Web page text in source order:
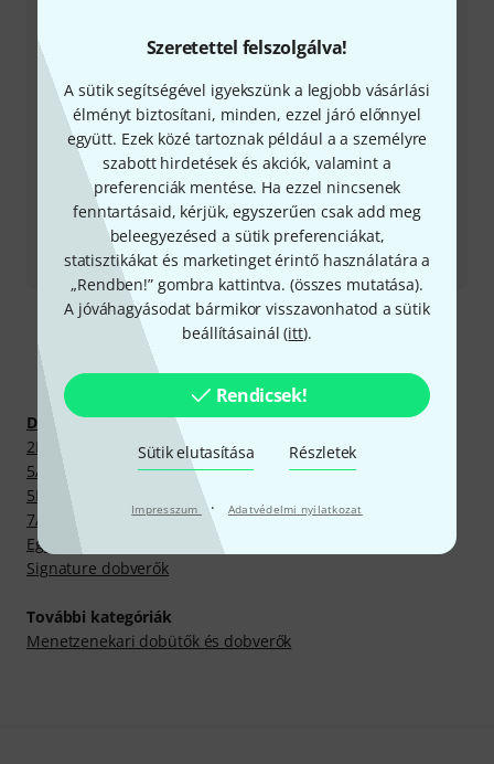
Szeretettel felszolgálva!
A sütik segítségével igyekszünk a legjobb vásárlási
élményt biztosítani, minden, ezzel járó előnnyel
együtt. Ezek közé tartoznak például a a személyre
szabott hirdetések és akciók, valamint a
preferenciák mentése. Ha ezzel nincsenek
fenntartásaid, kérjük, egyszerűen csak add meg
beleegyezésed a sütik preferenciákat,
statisztikákat és marketinget érintő használatára a
„Rendben!” gombra kattintva. (összes mutatása).
A jóváhagyásodat bármikor visszavonhatod a sütik
beállításainál (itt).
Rendicsek!
Sütik elutasítása Részletek
Impresszum · Adatvédelmi nyilatkozat
Visszahívást kérek
Még több elérhetőség
Termék visszaküldése
Minden kapcsolattartó
Fedezz fel többet
Dobok és üt&#337;hangszerek
2B dobverők
5A dobverők
5B dobverők
7A dobverők
Egyéb dobverők
Signature dobverők
További kategóriák
Menetzenekari dobütők és dobverők